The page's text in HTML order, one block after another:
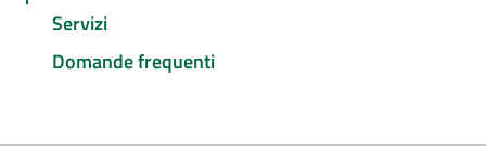
Servizi
Domande frequenti